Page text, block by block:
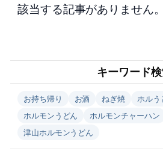
該当する記事がありません。
キーワード
お持ち帰り お酒 ねぎ焼
ホルう
ホルモンうどん
ホルモンチャーハン
津山ホルモンうどん